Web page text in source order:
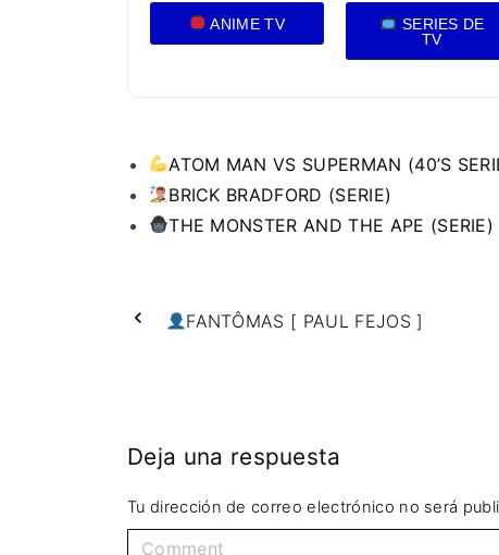
ANIME TV
SERIES DE
TV
ATOM MAN VS SUPERMAN (40’S
BRICK BRADFORD (SERIE)
THE MONSTER AND THE APE (SERIE)
FANTÔMAS [ PAUL FEJOS ]
Deja una respuesta
Tu dirección de correo electrónico no será